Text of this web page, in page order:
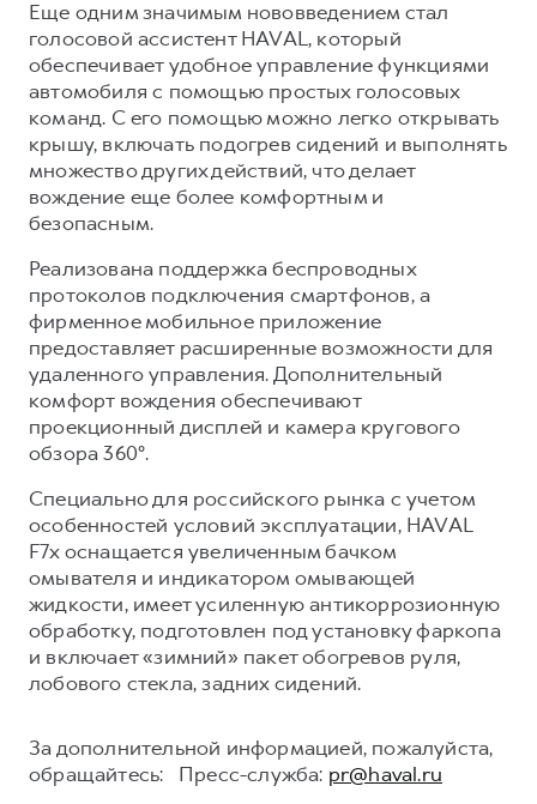
Еще одним значимым нововведением стал
голосовой ассистент HAVAL, который
обеспечивает удобное управление функциями
автомобиля с помощью простых голосовых
команд. С его помощью можно легко открывать
крышу, включать подогрев сидений и выполнять
множество других действий, что делает
вождение еще более комфортным и
безопасным.
Реализована поддержка беспроводных
протоколов подключения смартфонов, а
фирменное мобильное приложение
предоставляет расширенные возможности для
удаленного управления. Дополнительный
комфорт вождения обеспечивают
проекционный дисплей и камера кругового
обзора 360°.
Специально для российского рынка с учетом
особенностей условий эксплуатации, HAVAL
F7x оснащается увеличенным бачком
омывателя и индикатором омывающей
жидкости, имеет усиленную антикоррозионную
обработку, подготовлен под установку фаркопа
и включает «зимний» пакет обогревов руля,
лобового стекла, задних сидений.
За дополнительной информацией, пожалуйста,
обращайтесь: Пресс-служба: pr@haval.ru